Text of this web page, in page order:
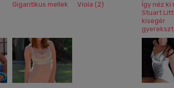
Gigantikus mellek Viola (2)
Így néz ki
Stuart
kisegér